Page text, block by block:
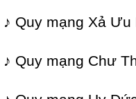
♪ Quy mạng Xả Ưu
♪ Quy mạng Chư